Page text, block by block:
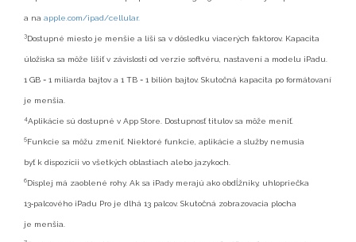
a na apple.com/ipad/cellular.
3Dostupné miesto je menšie a líši sa v dôsledku viacerých faktorov. Kapacita
úložiska sa môže líšiť v závislosti od verzie softvéru, nastavení a modelu iPadu.
1 GB = 1 miliarda bajtov a 1 TB = 1 bilión bajtov. Skutočná kapacita po formátovaní
je menšia.
4Aplikácie sú dostupné v App Store. Dostupnosť titulov sa môže meniť.
5Funkcie sa môžu zmeniť. Niektoré funkcie, aplikácie a služby nemusia
byť k dispozícii vo všetkých oblastiach alebo jazykoch.
6Displej má zaoblené rohy. Ak sa iPady merajú ako obdĺžniky, uhlopriečka
13‑palcového iPadu Pro je dlhá 13 palcov. Skutočná zobrazovacia plocha
je menšia.